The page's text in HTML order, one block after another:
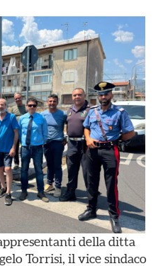
della ditta
Torrisi, il vice sindaco